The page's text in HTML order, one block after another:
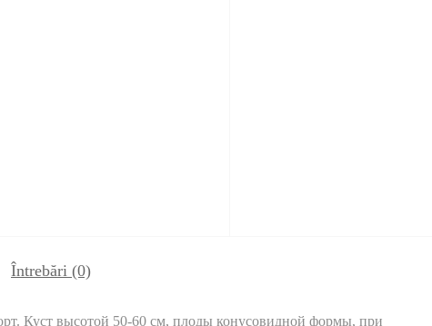
Întrebări (0)
Куст высотой 50-60 см, плоды конусовидной формы, при